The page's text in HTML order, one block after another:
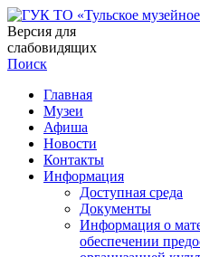
Версия для
слабовидящих
Поиск
Главная
Музеи
Афиша
Новости
Контакты
Информация
Доступная среда
Документы
Информация о
обеспечении